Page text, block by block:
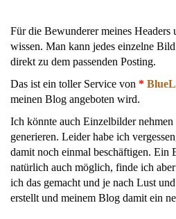
Für die Bewunderer meines
wissen. Man kann jedes einzelne
direkt zu dem passenden Posting.
Das ist ein toller Service von *
meinen Blog angeboten wird.
Ich könnte auch Einzelbilder
generieren. Leider habe ich
damit noch einmal beschäftigen. Ein
natürlich auch möglich, finde ich
ich das gemacht und je nach Lust
erstellt und meinem Blog damit ein